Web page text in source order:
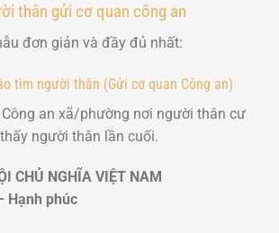
thân gửi cơ quan công an
đơn giản và đầy đủ nhất:
tìm người thân (Gửi cơ quan Công an)
an xã/phường nơi người thân cư
người thân lần cuối.
CHỦ NGHĨA VIỆT NAM
Hạnh phúc